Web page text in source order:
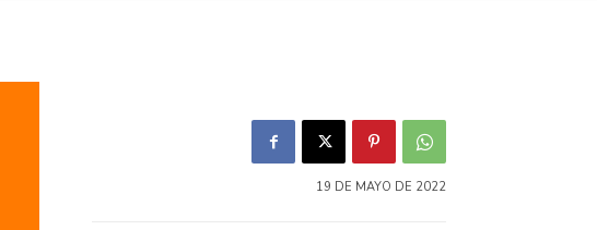
19 DE MAYO DE 2022